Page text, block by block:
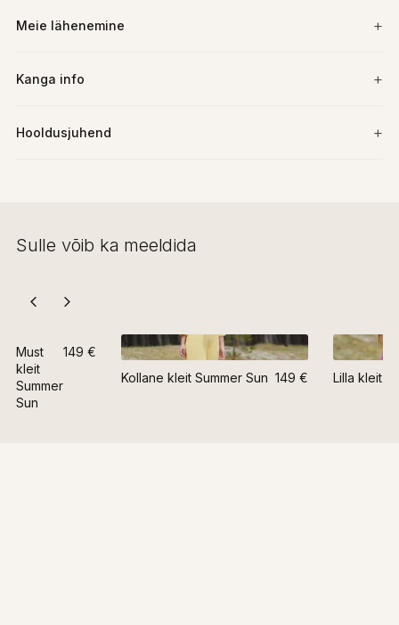
Meie lähenemine
Kanga info
Hooldusjuhend
Sulle võib ka meeldida
Must
kleit
Summer
Sun
149 €
Kollane kleit Summer Sun 149 € Lilla kleit